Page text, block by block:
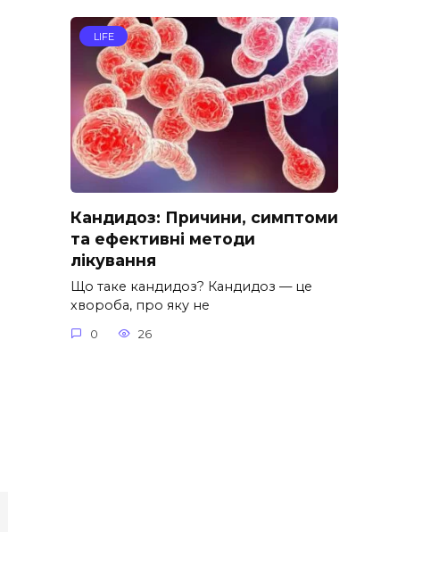
LIFE
Кандидоз: Причини, симптоми
та ефективні методи
лікування
Що таке кандидоз? Кандидоз — це
хвороба, про яку не
0 26